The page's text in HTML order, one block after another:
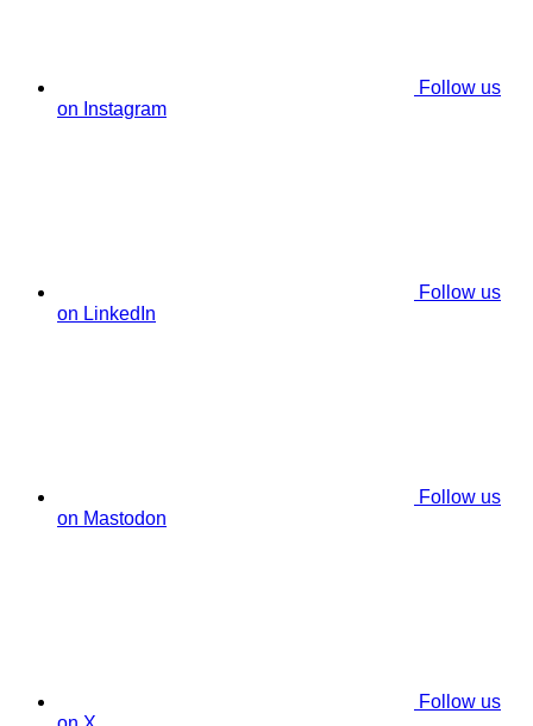
Follow us
on Instagram
Follow us
on LinkedIn
Follow us
on Mastodon
Follow us